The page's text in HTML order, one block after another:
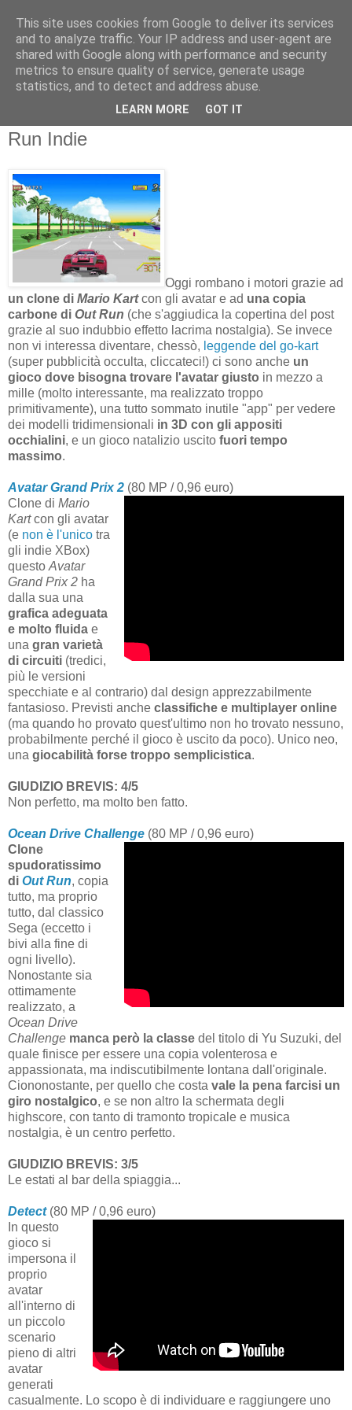
XBOX LIVE INDIE BREVIS #81: Out
Run Indie
Oggi rombano i motori grazie ad
un clone di Mario Kartcon gli avatar e ad una copia
carbone di Out Run (che s'aggiudica la copertina del post
grazie al suo indubbio effetto lacrima nostalgia). Se invece
non vi interessa diventare, chessò, leggende del go-kart
(super pubblicità occulta, cliccateci!) ci sono anche un
gioco dove bisogna trovare l'avatar giusto in mezzo a
mille (molto interessante, ma realizzato troppo
primitivamente), una tutto sommato inutile "app" per vedere
dei modelli tridimensionali in 3D con gli appositi
occhialini, e un gioco natalizio uscito fuori tempo
massimo.
Avatar Grand Prix 2 (80 MP / 0,96 euro)
Clone di Mario
Kartcon gli avatar
(e non è l'unico tra
gli indie XBox)
questo Avatar
Grand Prix 2 ha
dalla sua una
grafica adeguata
e molto fluida e
una gran varietà
di circuiti (tredici,
più le versioni
specchiate e al contrario) dal design apprezzabilmente
fantasioso. Previsti anche classifiche e multiplayer online
(ma quando ho provato quest'ultimo non ho trovato nessuno,
probabilmente perché il gioco è uscito da poco). Unico neo,
una giocabilità forse troppo semplicistica.
GIUDIZIO BREVIS: 4/5
Non perfetto, ma molto ben fatto.
Ocean Drive Challenge (80 MP / 0,96 euro)
Clone
spudoratissimo
di Out Run, copia
tutto, ma proprio
tutto, dal classico
Sega (eccetto i
bivi alla fine di
ogni livello).
Nonostante sia
ottimamente
realizzato, a
Ocean Drive
Challenge manca però la classe del titolo di Yu Suzuki, del
quale finisce per essere una copia volenterosa e
appassionata, ma indiscutibilmente lontana dall'originale.
Ciononostante, per quello che costa vale la pena farcisi un
giro nostalgico, e se non altro la schermata degli
highscore, con tanto di tramonto tropicale e musica
nostalgia, è un centro perfetto.
GIUDIZIO BREVIS: 3/5
Le estati al bar della spiaggia...
Detect(80 MP / 0,96 euro)
In questo
gioco si
impersona il
proprio
avatar
all'interno di
un piccolo
scenario
pieno di altri
avatar
generati
casualmente. Lo scopo è di individuare e raggiungere uno
This site uses cookies from Google to deliver its services
and to analyze traffic. Your IP address and user-agent are
shared with Google along with performance and security
metrics to ensure quality of service, generate usage
statistics, and to detect and address abuse.
LEARN MORE GOT IT